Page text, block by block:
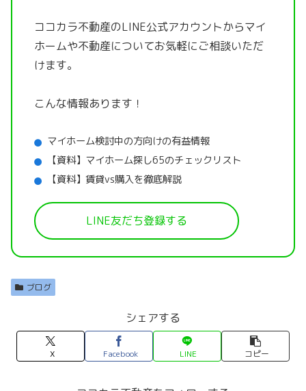
ココカラ不動産のLINE公式アカウントからマイ
ホームや不動産についてお気軽にご相談いただ
けます。
こんな情報あります！
マイホーム検討中の方向けの有益情報
【資料】マイホーム探し65のチェックリスト
【資料】賃貸vs購入を徹底解説
LINE友だち登録する
ブログ
シェアする
X Facebook LINE コピー